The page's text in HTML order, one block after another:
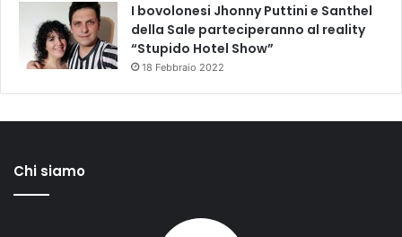
I bovolonesi Jhonny Puttini e Santhel
della Sale parteciperanno al reality
“Stupido Hotel Show”
18 Febbraio 2022
Chi siamo